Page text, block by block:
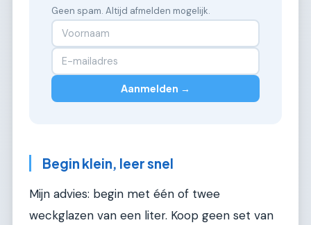
Geen spam. Altijd afmelden mogelijk.
Aanmelden →
Begin klein, leer snel
Mijn advies: begin met één of twee
weckglazen van een liter. Koop geen set van